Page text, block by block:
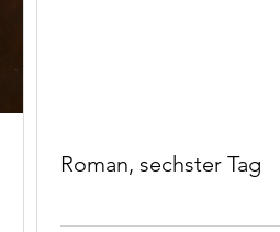
Roman, sechster Tag